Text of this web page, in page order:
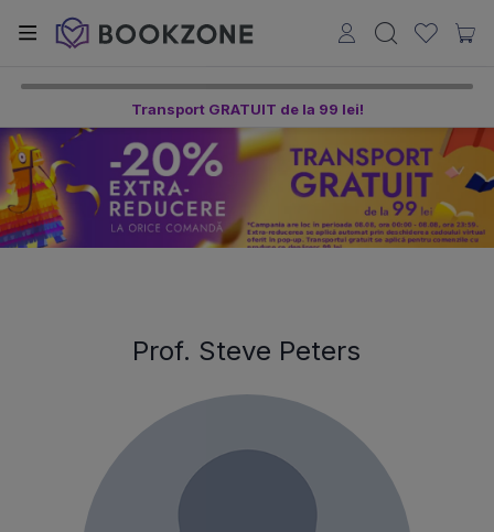
Transport GRATUIT de la 99 lei!
Prof. Steve Peters